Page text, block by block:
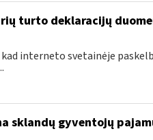
turto deklaracijų
interneto svetainėje
sklandų gyventojų